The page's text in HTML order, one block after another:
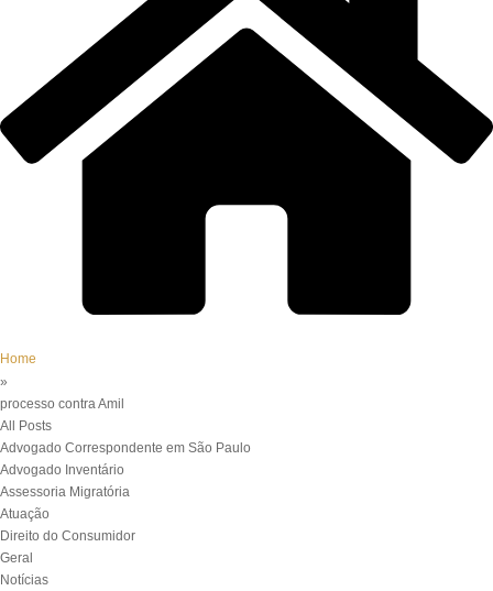
Home
»
processo contra Amil
All Posts
Advogado Correspondente em São Paulo
Advogado Inventário
Assessoria Migratória
Atuação
Direito do Consumidor
Geral
Notícias